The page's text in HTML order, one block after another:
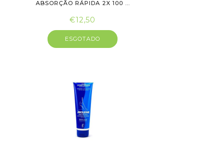
ABSORÇÃO RÁPIDA 2X 100 ...
€12,50
ESGOTADO